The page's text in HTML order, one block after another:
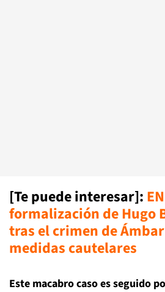
[Te puede interesar]:
formalización de Hugo
tras el crimen de
medidas cautelares
Este macabro caso es seguido